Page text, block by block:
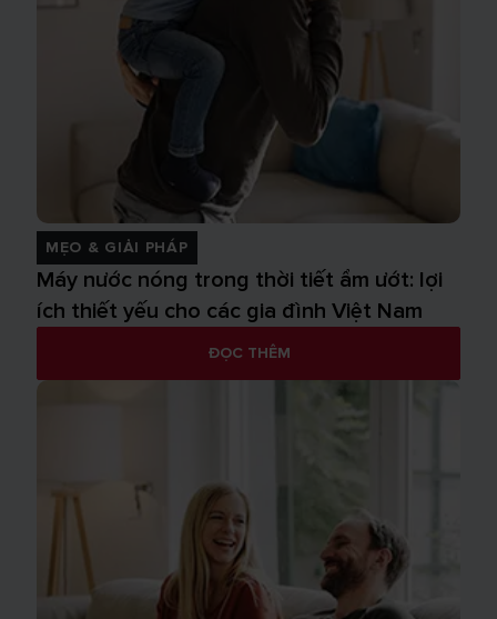
MẸO & GIẢI PHÁP
Máy nước nóng trong thời tiết ẩm ướt: lợi
ích thiết yếu cho các gia đình Việt Nam
ĐỌC THÊM